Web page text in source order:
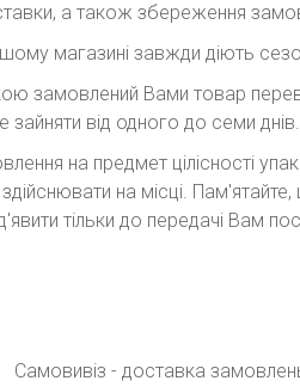
а також збереження
магазині завжди діють
замовлений Вами товар
від одного до семи днів.
на предмет цілісності
на місці.
тільки до передачі Вам
Самовивіз - доставка